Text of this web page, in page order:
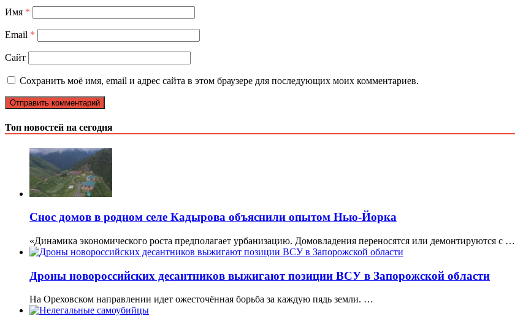
Имя *
Email *
Сайт
Сохранить моё имя, email и адрес сайта в этом браузере для последующих моих комментариев.
Топ новостей на сегодня
Снос домов в родном селе Кадырова объяснили опытом Нью-Йорка
«Динамика экономического роста предполагает урбанизацию. Домовладения переносятся или демонтируются с …
Дроны новороссийских десантников выжигают позиции ВСУ в Запорожской области
На Ореховском направлении идет ожесточённая борьба за каждую пядь земли. …